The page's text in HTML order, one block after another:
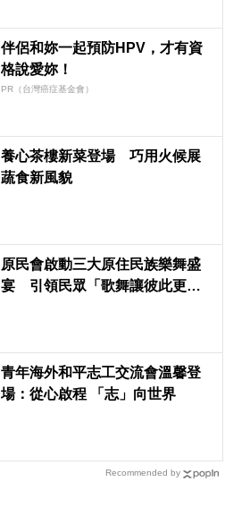
伴侶和妳一起預防HPV，才有資
格說愛妳！
PR（台灣癌症基金會）
養心茶樓新菜登場 巧用火候展
蔬食新風貌
原民會啟動三大原住民族樂舞盛
宴 引領民眾「歌舞讓彼此更靠
青年海外和平志工交流會溫馨登
場：從心啟程 「志」向世界
Recommended by